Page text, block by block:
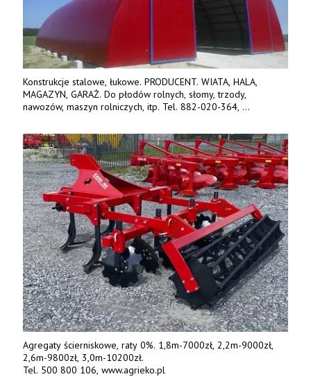
Konstrukcje stalowe, łukowe. PRODUCENT. WIATA, HALA,
MAGAZYN, GARAŻ. Do płodów rolnych, słomy, trzody,
nawozów, maszyn rolniczych, itp. Tel. 882-020-364,
Agregaty ścierniskowe, raty 0%. 1,8m-7000zł, 2,2m-9000zł,
2,6m-9800zł, 3,0m-10200zł.
Tel. 500 800 106, www.agrieko.pl